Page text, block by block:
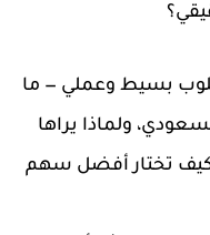
بسيط وعملي — ما
ولماذا يراها
وكيف تختار أفضل سهم